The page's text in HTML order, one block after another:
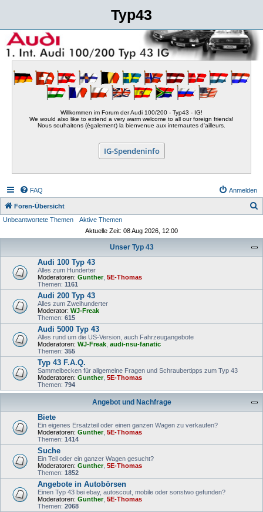
Typ43
Willkommen im Forum der Audi 100/200 - Typ43 - IG!
We would also like to extend a very warm welcome to all our foreign friends!
Nous souhaitons (également) la bienvenue aux internautes d'ailleurs.
IG-Spendeninfo
FAQ Anmelden
Foren-Übersicht
Unbeantwortete Themen
Aktive Themen
Aktuelle Zeit: 08 Aug 2026, 12:00
Unser Typ 43
Audi 100 Typ 43
Alles zum Hunderter
Moderatoren: Gunther, 5E-Thomas
Themen: 1161
Audi 200 Typ 43
Alles zum Zweihunderter
Moderator: WJ-Freak
Themen: 615
Audi 5000 Typ 43
Alles rund um die US-Version, auch Fahrzeugangebote
Moderatoren: WJ-Freak audi-nsu-fanatic
Themen: 355
Typ 43 F.A.Q.
Sammelbecken für allgemeine Fragen und Schraubertipps zum Typ 43
Moderatoren: Gunther, 5E-Thomas
Themen: 794
Angebot und Nachfrage
Biete
Ein eigenes Ersatzteil oder einen ganzen Wagen zu verkaufen?
Moderatoren: Gunther, 5E-Thomas
Themen: 1414
Suche
Ein Teil oder ein ganzer Wagen gesucht?
Moderatoren: Gunther, 5E-Thomas
Themen: 1852
Angebote in Autobörsen
Einen Typ 43 bei ebay, autoscout, mobile oder sonstwo gefunden?
Moderatoren: Gunther, 5E-Thomas
Themen: 2068